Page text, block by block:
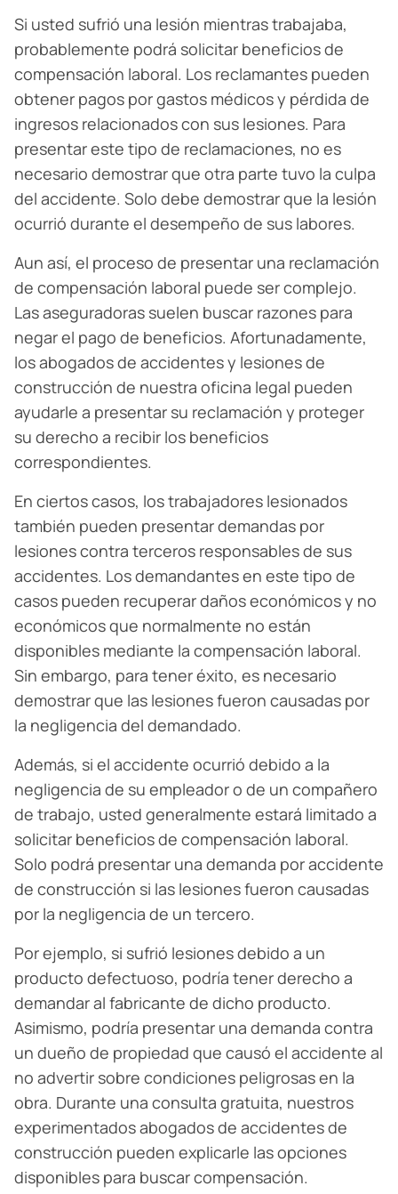
Si usted sufrió una lesión mientras trabajaba,
probablemente podrá solicitar beneficios de
compensación laboral. Los reclamantes pueden
obtener pagos por gastos médicos y pérdida de
ingresos relacionados con sus lesiones. Para
presentar este tipo de reclamaciones, no es
necesario demostrar que otra parte tuvo la culpa
del accidente. Solo debe demostrar que la lesión
ocurrió durante el desempeño de sus labores.
Aun así, el proceso de presentar una reclamación
de compensación laboral puede ser complejo.
Las aseguradoras suelen buscar razones para
negar el pago de beneficios. Afortunadamente,
los abogados de accidentes y lesiones de
construcción de nuestra oficina legal pueden
ayudarle a presentar su reclamación y proteger
su derecho a recibir los beneficios
correspondientes.
En ciertos casos, los trabajadores lesionados
también pueden presentar demandas por
lesiones contra terceros responsables de sus
accidentes. Los demandantes en este tipo de
casos pueden recuperar daños económicos y no
económicos que normalmente no están
disponibles mediante la compensación laboral.
Sin embargo, para tener éxito, es necesario
demostrar que las lesiones fueron causadas por
la negligencia del demandado.
Además, si el accidente ocurrió debido a la
negligencia de su empleador o de un compañero
de trabajo, usted generalmente estará limitado a
solicitar beneficios de compensación laboral.
Solo podrá presentar una demanda por accidente
de construcción si las lesiones fueron causadas
por la negligencia de un tercero.
Por ejemplo, si sufrió lesiones debido a un
producto defectuoso, podría tener derecho a
demandar al fabricante de dicho producto.
Asimismo, podría presentar una demanda contra
un dueño de propiedad que causó el accidente al
no advertir sobre condiciones peligrosas en la
obra. Durante una consulta gratuita, nuestros
experimentados abogados de accidentes de
construcción pueden explicarle las opciones
disponibles para buscar compensación.